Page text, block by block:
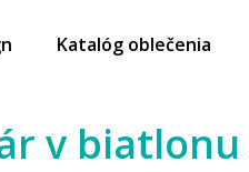
Katalóg oblečenia
v biatlonu